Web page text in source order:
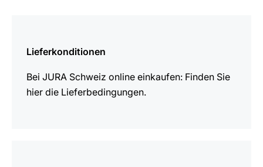
Lieferkonditionen
Bei JURA Schweiz online einkaufen: Finden Sie
hier die Lieferbedingungen.